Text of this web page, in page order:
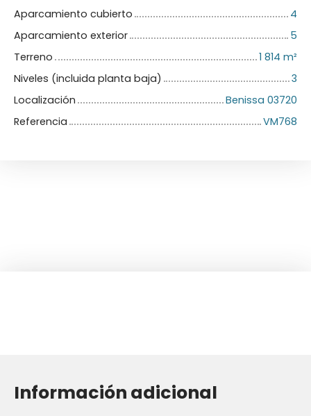
Aparcamiento cubierto
4
Aparcamiento exterior
5
Terreno
1 814 m²
Niveles (incluida planta baja)
3
Localización
Benissa 03720
Referencia
VM768
Información adicional